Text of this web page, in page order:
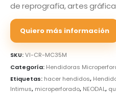
de reprografía, artes
Quiero más información
SKU:VI-CR-MC35M
Categoría: Hendidoras
Etiquetas: hacer hendidos,
Intimus, microperforado, NEODAL,